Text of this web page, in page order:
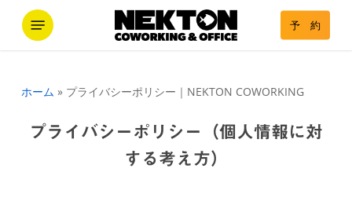
予 約
Menu
ホーム » プライバシーポリシー｜NEKTON COWORKING
プライバシーポリシー（個人情報に対
する考え方）